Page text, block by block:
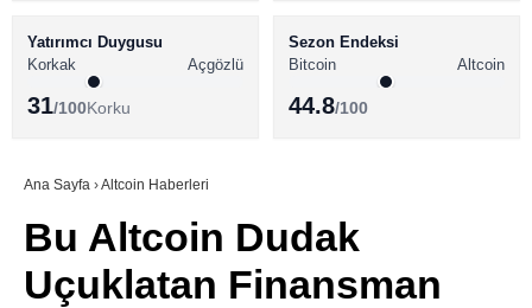
Youtube
TikTok
BİTCOİN HABERLERİ
ALTCOİN HABERLERİ
SÖZLÜK
Yatırımcı Duygusu
Korkak
Açgözlü
31/100Korku
Sezon Endeksi
Bitcoin
Altcoin
44.8/100
Ana Sayfa ›Altcoin Haberleri
Bu Altcoin Dudak
Uçuklatan Finansman